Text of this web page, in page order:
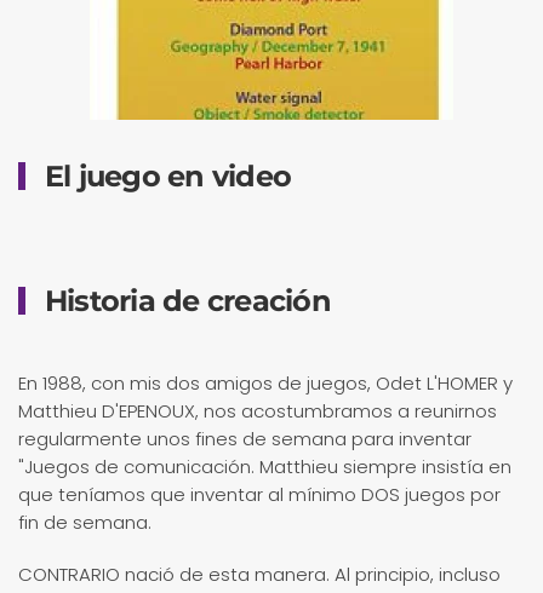
El juego en video
Historia de creación
En 1988, con mis dos amigos de juegos, Odet L'HOMER y
Matthieu D'EPENOUX, nos acostumbramos a reunirnos
regularmente unos fines de semana para inventar
"Juegos de comunicación. Matthieu siempre insistía en
que teníamos que inventar al mínimo DOS juegos por
fin de semana.
CONTRARIO nació de esta manera. Al principio, incluso